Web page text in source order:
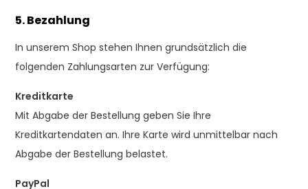
5. Bezahlung
In unserem Shop stehen Ihnen grundsätzlich die
folgenden Zahlungsarten zur Verfügung:
Kreditkarte
Mit Abgabe der Bestellung geben Sie Ihre
Kreditkartendaten an. Ihre Karte wird unmittelbar nach
Abgabe der Bestellung belastet.
PayPal